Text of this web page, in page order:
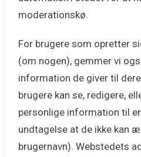
moderationskø.
For brugere som opretter
(om nogen), gemmer vi
information de giver til
brugere kan se, redigere,
personlige information til
undtagelse at de ikke kan
brugernavn). Webstedets